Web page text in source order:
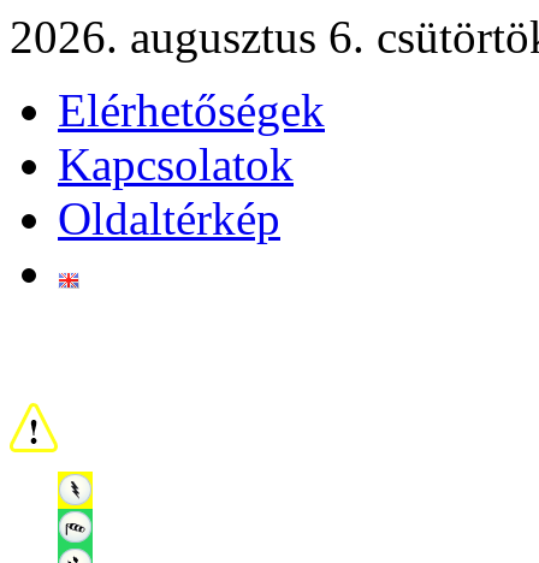
2026. augusztus 6.
Elérhetőségek
Kapcsolatok
Oldaltérkép